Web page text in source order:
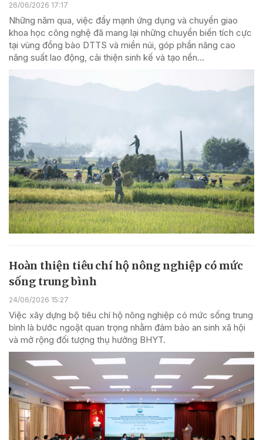
26/06/2026 17:17
Những năm qua, việc đẩy mạnh ứng dụng và chuyển giao
khoa học công nghệ đã mang lại những chuyển biến tích cực
tại vùng đồng bào DTTS và miền núi, góp phần nâng cao
năng suất lao động, cải thiện sinh kế và tạo nền...
Hoàn thiện tiêu chí hộ nông nghiệp có mức
sống trung bình
24/06/2026 15:27
Việc xây dựng bộ tiêu chí hộ nông nghiệp có mức sống trung
bình là bước ngoặt quan trọng nhằm đảm bảo an sinh xã hội
và mở rộng đối tượng thụ hưởng BHYT.